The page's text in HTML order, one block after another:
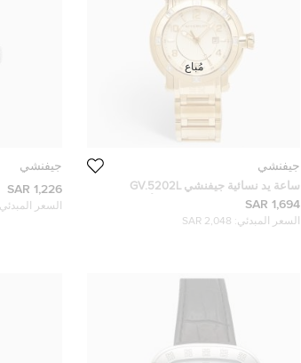
جيفنشي
ساعة يد نسائية جيفنشي GV.5202L
ستانلس ستيل مطلية بالذهب الأصفر
وألماس 36 مم
1,694 SAR
السعر المبدئي: 2,048 SAR
مُباع
جيفنشي
1,226 SAR
السعر